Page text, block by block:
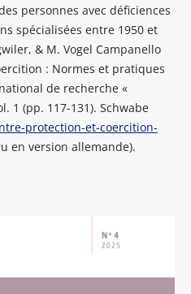
personnes avec déficiences
spécialisées entre 1950 et
& M. Vogel Campanello
: Normes et pratiques
de recherche «
1 (pp. 117-131). Schwabe
protection-et-coercition-
en version allemande).